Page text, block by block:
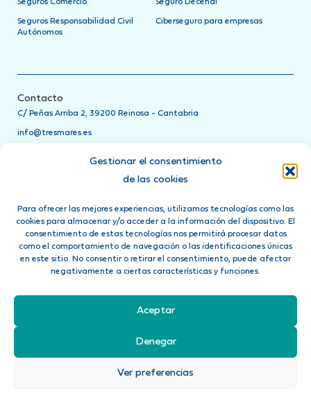
Gestionar el consentimiento
de las cookies
Para ofrecer las mejores experiencias, utilizamos tecnologías como las
cookies para almacenar y/o acceder a la información del dispositivo. El
consentimiento de estas tecnologías nos permitirá procesar datos
como el comportamiento de navegación o las identificaciones únicas
en este sitio. No consentir o retirar el consentimiento, puede afectar
negativamente a ciertas características y funciones.
Aceptar
Denegar
Ver preferencias
Seguros Comercio
Seguros Responsabilidad Civil
Autónomos
Seguro Decenal
Ciberseguro para empresas
Contacto
C/ Peñas Arriba 2, 39200 Reinosa - Cantabria
info@tresmares.es
Teléfonos de asistencia
Ponte en contacto directamente con tu compañía de seguros
llamando a su teléfono de asistencia 24 horas
Síguenos en:
Concertado seguro de Responsabilidad Civil según art. 27 Ley 26/2006 del 17 de Julio
con el Registro núm. J-2457